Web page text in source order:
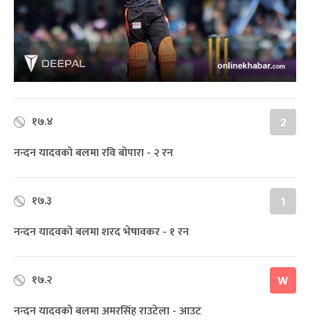
१७.४ 2
नन्दन यादवको बलमा रवि बोपारा - २ रन
१७.३ 1
नन्दन यादवको बलमा शरद भेषावकर - १ रन
१७.२ W
नन्दन यादवको बलमा अमरसिंह राउटेला - आउट